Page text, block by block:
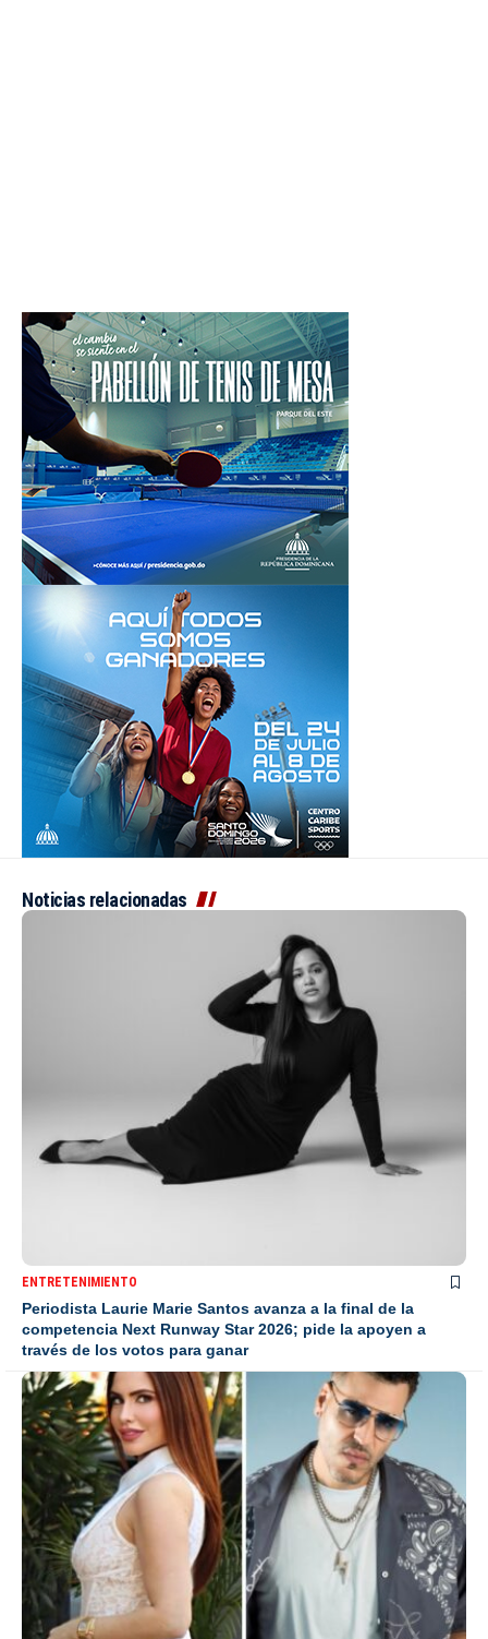
Noticias relacionadas
ENTRETENIMIENTO
Periodista Laurie Marie Santos avanza a la final de la
competencia Next Runway Star 2026; pide la apoyen a
través de los votos para ganar